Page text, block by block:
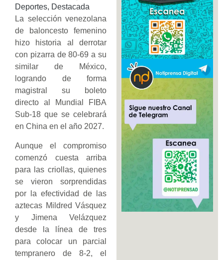
Deportes, Destacada
La selección venezolana
de baloncesto femenino
hizo historia al derrotar
con pizarra de 80-69 a su
similar de México,
logrando de forma
magistral su boleto
directo al Mundial FIBA
Sub-18 que se celebrará
en China en el año 2027.
Aunque el compromiso
comenzó cuesta arriba
para las criollas, quienes
se vieron sorprendidas
por la efectividad de las
aztecas Mildred Vásquez
y Jimena Velázquez
desde la línea de tres
para colocar un parcial
tempranero de 8-2, el